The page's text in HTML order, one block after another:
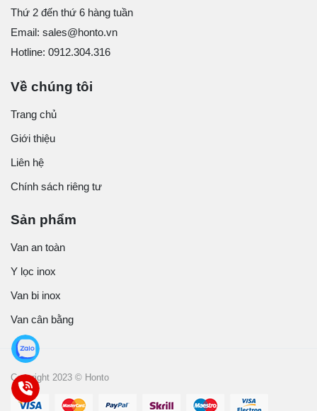
Thứ 2 đến thứ 6 hàng tuần
Email: sales@honto.vn
Hotline: 0912.304.316
Về chúng tôi
Trang chủ
Giới thiệu
Liên hệ
Chính sách riêng tư
Sản phẩm
Van an toàn
Y lọc inox
Van bi inox
Van cân bằng
Copyright 2023 © Honto